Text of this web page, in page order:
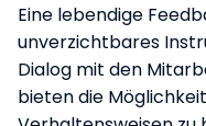
Eine lebendige
unverzichtbares
Dialog mit den
bieten die